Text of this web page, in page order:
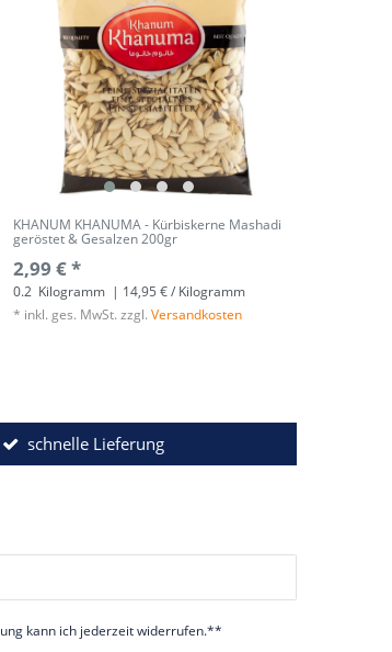
KHANUM KHANUMA - Kürbiskerne Mashadi
geröstet & Gesalzen 200gr
2,99 € *
0.2 Kilogramm | 14,95 € / Kilogramm
* inkl. ges. MwSt. zzgl.Versandkosten
schnelle Lieferung
kann ich jederzeit widerrufen.**